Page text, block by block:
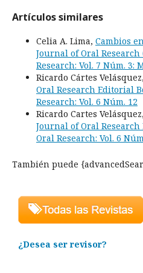
Artículos similares
Celia A. Lima, Cambios
Journal of Oral Research
Research: Vol. 7 Núm. 3:
Ricardo Cártes Velásquez,
Oral Research Editorial
Research: Vol. 6 Núm. 12
Ricardo Cartes Velásquez,
Journal of Oral
Oral Research: Vol. 6
También puede
¿Desea ser revisor?